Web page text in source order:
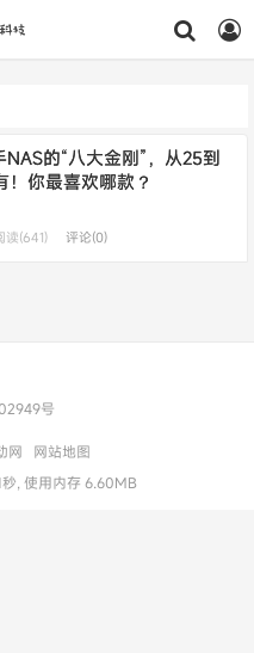
NAS的“八大金刚”，从25到
！你最喜欢哪款？
读(641) 评论(0)
号
网
网站地图
, 使用内存 6.60MB